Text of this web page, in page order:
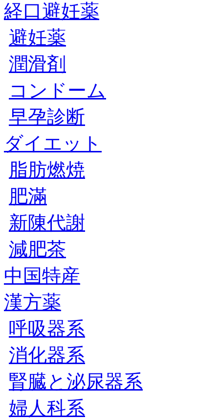
経口避妊薬
避妊薬
潤滑剤
コンドーム
早孕診断
ダイエット
脂肪燃焼
肥滿
新陳代謝
減肥茶
中国特産
漢方薬
呼吸器系
消化器系
腎臓と泌尿器系
婦人科系